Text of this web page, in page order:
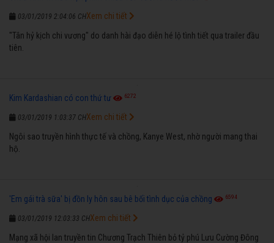
03/01/2019 2:04:06 CH
"Tân hỷ kịch chi vương" do danh hài đạo diễn hé lộ tình tiết qua trailer đầu
tiên.
Xem chi tiết
Kim Kardashian có con thứ tư 6272
03/01/2019 1:03:37 CH
Ngôi sao truyền hình thực tế và chồng, Kanye West, nhờ người mang thai
hộ.
Xem chi tiết
'Em gái trà sữa' bị đồn ly hôn sau bê bối tình dục của chồng 6594
03/01/2019 12:03:33 CH
Mạng xã hội lan truyền tin Chương Trạch Thiên bỏ tỷ phú Lưu Cường Đông
Xem chi tiết